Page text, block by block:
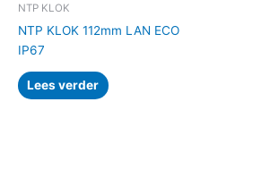
NTP KLOK
NTP KLOK 112mm LAN ECO
IP67
Lees verder